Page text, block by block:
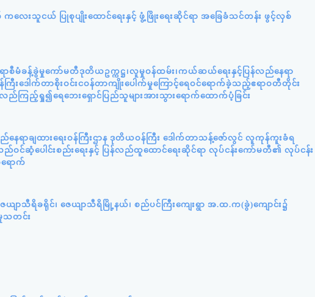
လေးသူငယ် ပြုစုပျိုးထောင်ရေးနှင့် ဖွံ့ဖြိုးရေးဆိုင်ရာ အခြေခံသင်တန်း ဖွင့်လှစ်
ာစီမံခန့်ခွဲမှုကော်မတီဒုတိယဥက္ကဋ္ဌ၊လူမှုဝန်ထမ်း၊ကယ်ဆယ်ရေးနှင့်ပြန်လည်နေရာ
န်ကြီးဒေါက်တာစိုးဝင်းငဝန်တာကျိုးပေါက်မှုကြောင့်ရေဝင်ရောက်ခဲ့သည့်ဧရာဝတီတိုင်း
ြည့်ရှု၍ရေဘေးရှောင်ပြည်သူများအားသွားရောက်ထောက်ပံ့ခြင်း
ရာချထားရေးဝန်ကြီးဌာန ဒုတိယဝန်ကြီး ဒေါက်တာသန့်ဇော်လွင် လူကုန်ကူးခံရ
ည်ဝင်ဆံ့ပေါင်းစည်းရေးနှင့် ပြန်လည်ထူထောင်ရေးဆိုင်ရာ လုပ်ငန်းကော်မတီ၏ လုပ်ငန်း
ောက်
ေယျာသီရိခရိုင်၊ ဇေယျာသီရိမြို့နယ်၊ စည်ပင်ကြီးကျေးရွာ အ.ထ.က(ခွဲ)ကျောင်း၌
သတင်း